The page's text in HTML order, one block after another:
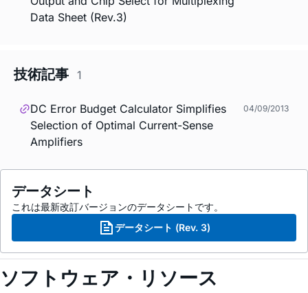
Data Sheet (Rev.3)
技術記事 1
DC Error Budget Calculator Simplifies
Selection of Optimal Current-Sense
Amplifiers
04/09/2013
データシート
これは最新改訂バージョンのデータシートです。
データシート (Rev. 3)
ソフトウェア・リソース